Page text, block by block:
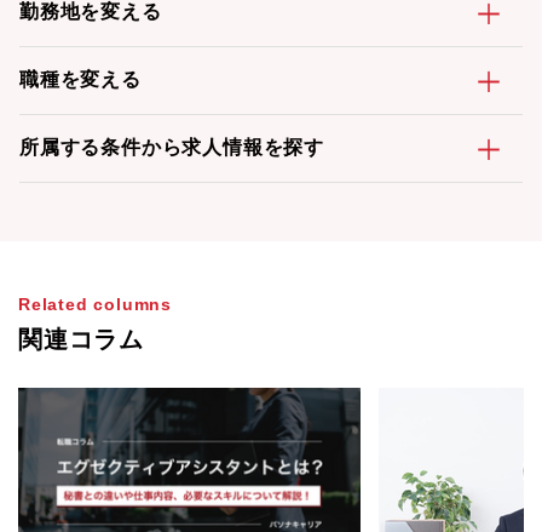
勤務地を変える
職種を変える
所属する条件から求人情報を探す
Related columns
関連コラム